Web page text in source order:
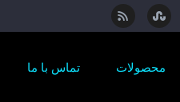
محصولات تماس با ما